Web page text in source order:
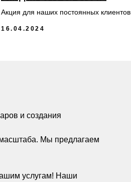
Акция для наших постоянных клиентов
16.04.2024
и создания
Мы предлагаем
услугам! Наши